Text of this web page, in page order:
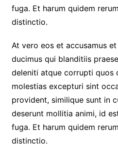
fuga. Et harum quidem
distinctio.
At vero eos et accusamus
ducimus qui blanditiis
deleniti atque corrupti quos
molestias excepturi sint
provident, similique sunt in
deserunt mollitia animi, id
fuga. Et harum quidem
distinctio.